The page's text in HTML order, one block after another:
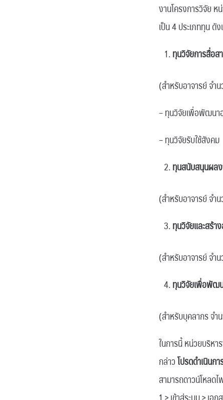
งานโครงการวิจัย ห
เป็น 4 ประเภททุน ดั
ทุนวิจัยการสื่อ
(สำหรับอาจารย์ จำ
– ทุนวิจัยเพื่อพัฒนา
– ทุนวิจัยรับใช้สังคม
ทุนสนับสนุนผลง
(สำหรับอาจารย์ จำ
ทุนวิจัยและสร้า
(สำหรับอาจารย์ จำ
ทุนวิจัยเพื่อพัฒ
(สำหรับบุคลากร จำ
ในการนี้ หน่วยบริห
กล่าวโปรดดำเนินก
สามารถดาวน์โหลด